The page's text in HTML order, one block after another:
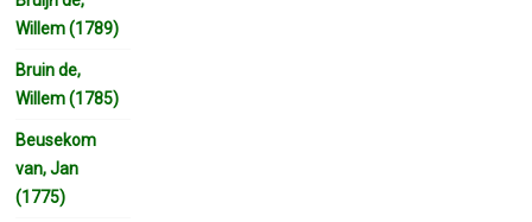
Willem (1789)
Bruin de,
Willem (1785)
Beusekom
van, Jan
(1775)